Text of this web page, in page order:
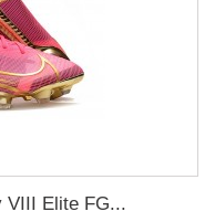
VIII Elite FG...